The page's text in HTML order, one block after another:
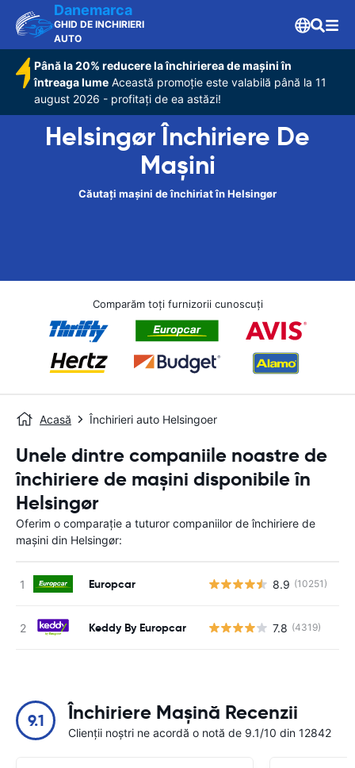
Danemarca
GHID DE INCHIRIERI
AUTO
Până la 20% reducere la închirierea de mașini în
întreaga lume Această promoție este valabilă până la 11
august 2026 - profitați de ea astăzi!
Helsingør Închiriere De
Maşini
Căutați mașini de închiriat în Helsingør
Comparăm toți furnizorii cunoscuți
Acasă Închirieri auto Helsingoer
Unele dintre companiile noastre de
închiriere de mașini disponibile în
Helsingør
Oferim o comparație a tuturor companiilor de închiriere de
mașini din Helsingør:
Europcar 8.9 (10251)
Keddy By Europcar 7.8 (4319)
9.1 Închiriere Mașină Recenzii
Clienții noștri ne acordă o notă de 9.1/10 din 12842